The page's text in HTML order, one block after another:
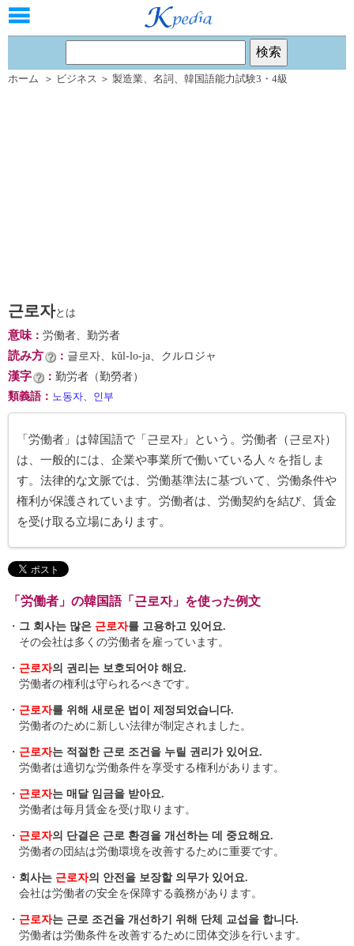
ホーム ＞ ビジネス ＞ 製造業、 名詞 、 韓国語能力試験3・4級
근로자とは
意味： 労働者、勤労者
読み方 ： 글로자、kŭl-lo-ja、クルロジャ
漢字 ： 勤労者（勤勞者）
類義語 ： 노동자、 인부
「労働者」は韓国語で「근로자」という。労働者（근로자）
は、一般的には、企業や事業所で働いている人々を指しま
す。法律的な文脈では、労働基準法に基づいて、労働条件や
権利が保護されています。労働者は、労働契約を結び、賃金
を受け取る立場にあります。
「労働者」の韓国語「근로자」を使った例文
・ 그 회사는 많은 근로자를 고용하고 있어요.
その会社は多くの労働者を雇っています。
・ 근로자의 권리는 보호되어야 해요.
労働者の権利は守られるべきです。
・ 근로자를 위해 새로운 법이 제정되었습니다.
労働者のために新しい法律が制定されました。
・ 근로자는 적절한 근로 조건을 누릴 권리가 있어요.
労働者は適切な労働条件を享受する権利があります。
・ 근로자는 매달 임금을 받아요.
労働者は毎月賃金を受け取ります。
・ 근로자의 단결은 근로 환경을 개선하는 데 중요해요.
労働者の団結は労働環境を改善するために重要です。
・ 회사는 근로자의 안전을 보장할 의무가 있어요.
会社は労働者の安全を保障する義務があります。
・ 근로자는 근로 조건을 개선하기 위해 단체 교섭을 합니다.
労働者は労働条件を改善するために団体交渉を行います。